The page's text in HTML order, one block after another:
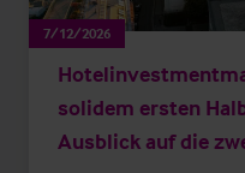
7/12/2026
solidem ersten
Ausblick auf die